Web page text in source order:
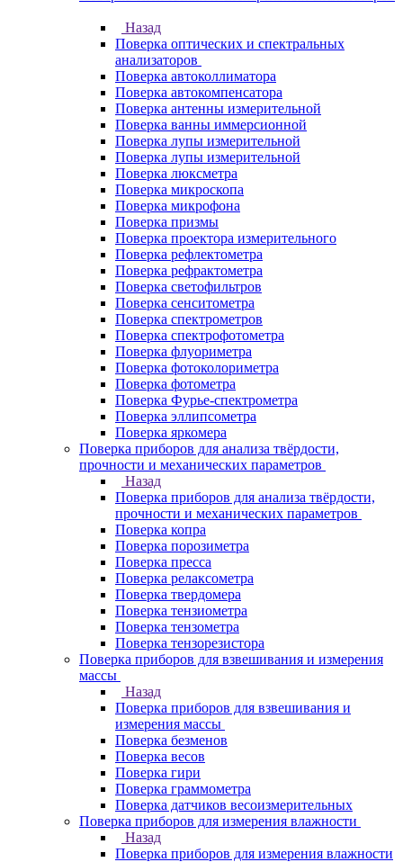
Назад
Поверка оптических и спектральных
анализаторов
Поверка автоколлиматора
Поверка автокомпенсатора
Поверка антенны измерительной
Поверка ванны иммерсионной
Поверка лупы измерительной
Поверка лупы измерительной
Поверка люксметра
Поверка микроскопа
Поверка микрофона
Поверка призмы
Поверка проектора измерительного
Поверка рефлектометра
Поверка рефрактометра
Поверка светофильтров
Поверка сенситометра
Поверка спектрометров
Поверка спектрофотометра
Поверка флуориметра
Поверка фотоколориметра
Поверка фотометра
Поверка Фурье-спектрометра
Поверка эллипсометра
Поверка яркомера
Поверка приборов для анализа твёрдости,
прочности и механических параметров
Назад
Поверка приборов для анализа твёрдости,
прочности и механических параметров
Поверка копра
Поверка порозиметра
Поверка пресса
Поверка релаксометра
Поверка твердомера
Поверка тензиометра
Поверка тензометра
Поверка тензорезистора
Поверка приборов для взвешивания и измерения
массы
Назад
Поверка приборов для взвешивания и
измерения массы
Поверка безменов
Поверка весов
Поверка гири
Поверка граммометра
Поверка датчиков весоизмерительных
Поверка приборов для измерения влажности
Назад
Поверка приборов для измерения влажности